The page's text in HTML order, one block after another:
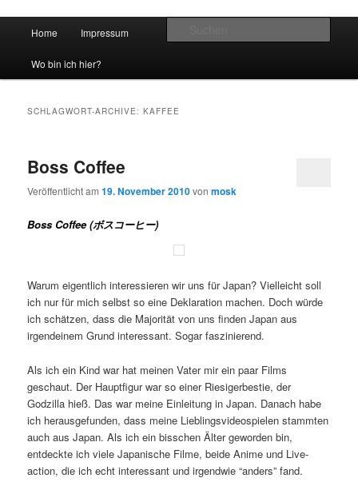
vidgames.de
Zum Inhalt wechseln
Zum sekundären Inhalt wechseln
Home Impressum
Wo bin ich hier?
SCHLAGWORT-ARCHIVE:KAFFEE
Boss Coffee
Veröffentlicht am19. November 2010vonmosk
Boss Coffee (ボスコーヒー)
Warum eigentlich interessieren wir uns für Japan? Vielleicht soll
ich nur für mich selbst so eine Deklaration machen. Doch würde
ich schätzen, dass die Majorität von uns finden Japan aus
irgendeinem Grund interessant. Sogar faszinierend.
Als ich ein Kind war hat meinen Vater mir ein paar Films
geschaut. Der Hauptfigur war so einer Riesigerbestie, der
Godzilla hieß. Das war meine Einleitung in Japan. Danach habe
ich herausgefunden, dass meine Lieblingsvideospielen stammten
auch aus Japan. Als ich ein bisschen Älter geworden bin,
entdeckte ich viele Japanische Filme, beide Anime und Live-
action, die ich echt interessant und irgendwie “anders” fand.